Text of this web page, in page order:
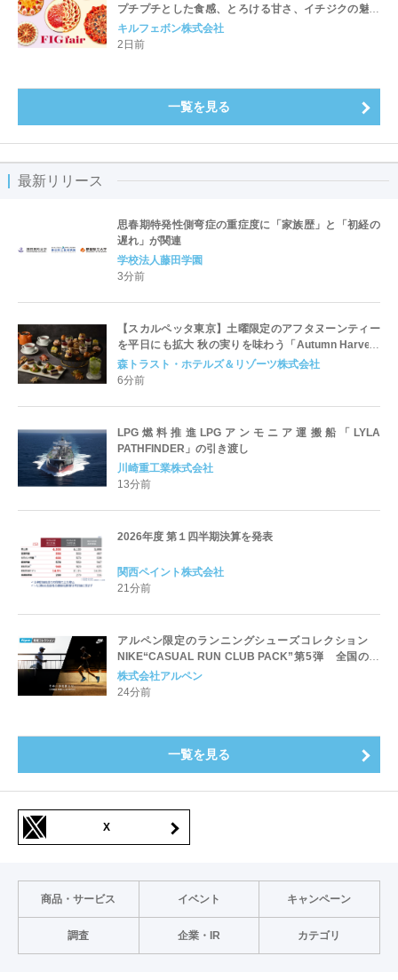
プチプチとした食感、とろける甘さ、イチジクの魅力
をたっぷりと。新作を含め、イチジク尽くしの全4種が
登場8月20日（木）スタート
キルフェボン株式会社
2日前
一覧を見る
最新リリース
思春期特発性側弯症の重症度に「家族歴」と「初経の
遅れ」が関連
学校法人藤田学園
3分前
【スカルペッタ東京】土曜限定のアフタヌーンティー
を平日にも拡大 秋の実りを味わう「Autumn Harvest
Afternoon Tea」9月1日スタート
森トラスト・ホテルズ＆リゾーツ株式会社
6分前
LPG燃料推進LPGアンモニア運搬船「LYLA
PATHFINDER」の引き渡し
川崎重工業株式会社
13分前
2026年度 第１四半期決算を発表
関西ペイント株式会社
21分前
アルペン限定のランニングシューズコレクション
NIKE“CASUAL RUN CLUB PACK”第5弾 全国のス
ポーツデポ・アルペンにて7/31(金)発売
株式会社アルペン
24分前
一覧を見る
X
商品・サービス イベント キャンペーン
調査 企業・IR カテゴリ